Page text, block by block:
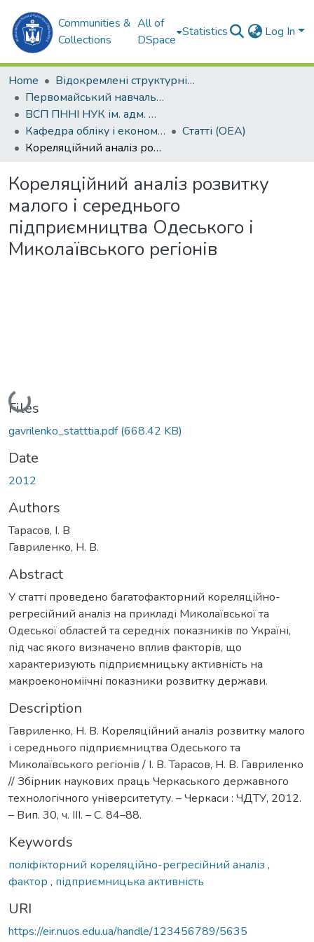
Communities &
Collections
All of
DSpace
Statistics Log In
Home
Відокремлені структурні підрозділи НУК ім. адм. Макарова
Первомайський навчально-науковий інститут НУК ім. адм. Макарова (ПННІ НУК)
ВСП ПННІ НУК ім. адм. Макарова
Кафедра обліку і економічного аналізу (ОЕА)
Статті (ОЕА)
Кореляційний аналіз розвитку малого і середнього підприємництва Одеського і Миколаївського регіонів
Кореляційний аналіз розвитку
малого і середнього
підприємництва Одеського і
Миколаївського регіонів
Loading...
Files
gavrilenko_statttia.pdf(668.42 KB)
Date
2012
Authors
Тарасов, І. В
Гавриленко, Н. В.
Abstract
У статті проведено багатофакторний кореляційно-
регресійний аналіз на прикладі Миколаївської та
Одеської областей та середніх показників по Україні,
під час якого визначено вплив факторів, що
характеризують підприємницьку активність на
макроекономіічні показники розвитку держави.
Description
Гавриленко, Н. В. Кореляційний аналіз розвитку малого
і середнього підприємництва Одеського та
Миколаївського регіонів / І. В. Тарасов, Н. В. Гавриленко
// Збірник наукових праць Черкаського державного
технологічного університетуту. – Черкаси : ЧДТУ, 2012.
– Вип. 30, ч. ІІІ. – С. 84–88.
Keywords
поліфікторний кореляційно-регресійний аналіз ,
фактор , підприємницька активність
URI
https://eir.nuos.edu.ua/handle/123456789/5635